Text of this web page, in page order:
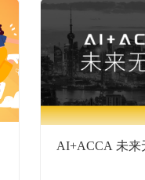
AI+ACCA 未来